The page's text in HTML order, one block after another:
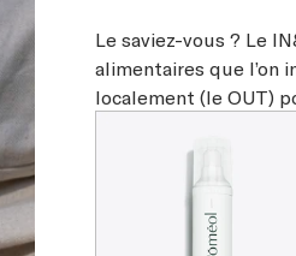
Le saviez-vous ? Le
alimentaires que l’on
localement (le OUT)